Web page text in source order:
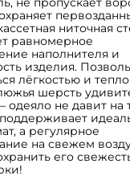
ниточная
равномерное
наполнителя и
изделия.
лёгкостью и
шерсть
одеяло не давит на
а регулярное
на свежем
его